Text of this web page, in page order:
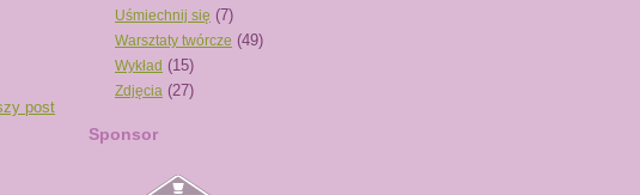
post
Uśmiechnij się (7)
Warsztaty twórcze (49)
Wykład (15)
Zdjęcia (27)
Sponsor